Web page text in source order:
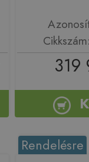
319
Rendelésre